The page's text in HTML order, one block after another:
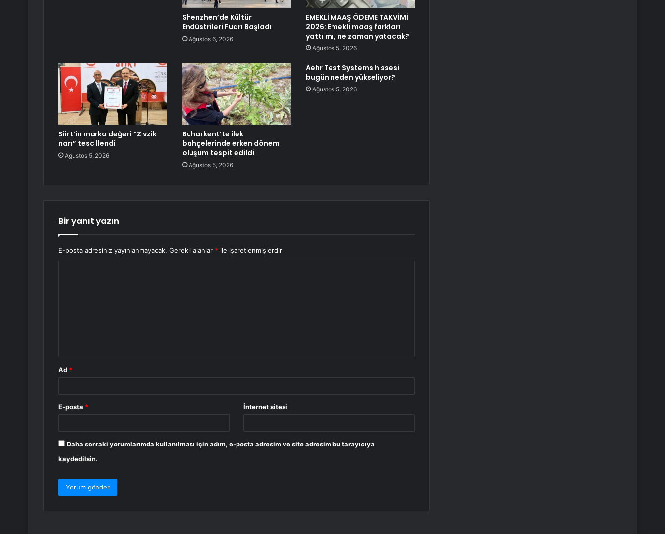
Shenzhen’de Kültür
Endüstrileri Fuarı Başladı
Ağustos 6, 2026
EMEKLİ MAAŞ ÖDEME TAKVİMİ
2026: Emekli maaş farkları
yattı mı, ne zaman yatacak?
Ağustos 5, 2026
Siirt’in marka değeri “Zivzik
narı” tescillendi
Ağustos 5, 2026
Buharkent’te ilek
bahçelerinde erken dönem
oluşum tespit edildi
Ağustos 5, 2026
Aehr Test Systems hissesi
bugün neden yükseliyor?
Ağustos 5, 2026
Bir yanıt yazın
E-posta adresiniz yayınlanmayacak. Gerekli alanlar * ile işaretlenmişlerdir
Ad *
E-posta * İnternet sitesi
Daha sonraki yorumlarımda kullanılması için adım, e-posta adresim ve site adresim bu tarayıcıya
kaydedilsin.